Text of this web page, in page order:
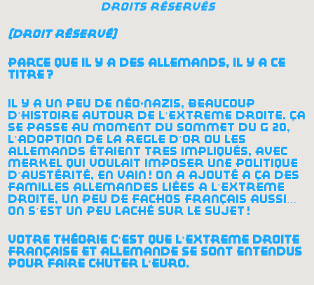
droits réservés
(droit réservé)
parce que il y a des allemands, il y a ce
titre ?
il y a un peu de néo-nazis, beaucoup
d’histoire autour de l’extrême droite. ça
se passe au moment du sommet du g 20,
l’adoption de la règle d’or où les
allemands étaient très impliqués, avec
merkel qui voulait imposer une politique
d’austérité, en vain ! on a ajouté à ça des
familles allemandes liées à l’extrême
droite, un peu de fachos français aussi…
on s’est un peu lâché sur le sujet !
votre théorie c’est que l’extrême droite
française et allemande se sont entendus
pour faire chuter l’euro.